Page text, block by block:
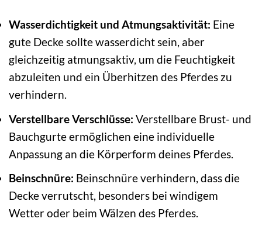
Wasserdichtigkeit und Atmungsaktivität: Eine
gute Decke sollte wasserdicht sein, aber
gleichzeitig atmungsaktiv, um die Feuchtigkeit
abzuleiten und ein Überhitzen des Pferdes zu
verhindern.
Verstellbare Verschlüsse: Verstellbare Brust- und
Bauchgurte ermöglichen eine individuelle
Anpassung an die Körperform deines Pferdes.
Beinschnüre: Beinschnüre verhindern, dass die
Decke verrutscht, besonders bei windigem
Wetter oder beim Wälzen des Pferdes.